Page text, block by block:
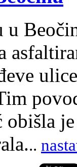
u
obišla
..